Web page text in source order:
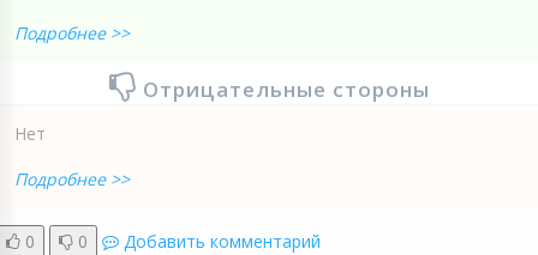
Подробнее >>
Отрицательные стороны
Нет
Подробнее >>
0 0 Добавить комментарий